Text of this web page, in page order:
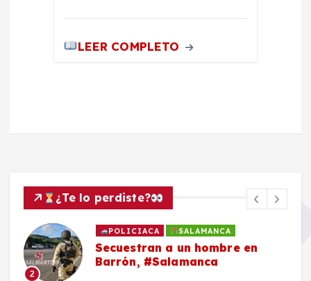
LEER COMPLETO
¿Te lo perdiste?
2
POLICIACA SALAMANCA
Secuestran a un hombre en
Barrón, #Salamanca